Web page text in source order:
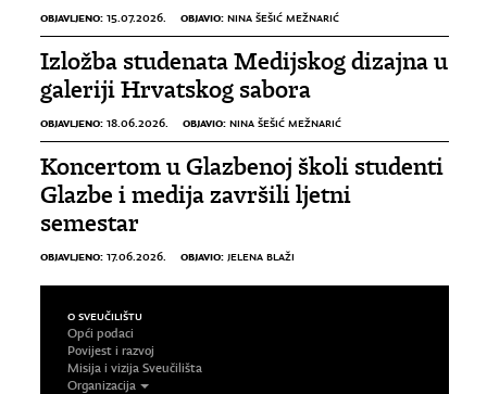
OBJAVLJENO: 15.07.2026. OBJAVIO: NINA ŠEŠIĆ MEŽNARIĆ
Izložba studenata Medijskog dizajna u
galeriji Hrvatskog sabora
OBJAVLJENO: 18.06.2026. OBJAVIO: NINA ŠEŠIĆ MEŽNARIĆ
Koncertom u Glazbenoj školi studenti
Glazbe i medija završili ljetni
semestar
OBJAVLJENO: 17.06.2026. OBJAVIO: JELENA BLAŽI
O SVEUČILIŠTU
Opći podaci
Povijest i razvoj
Misija i vizija Sveučilišta
Organizacija